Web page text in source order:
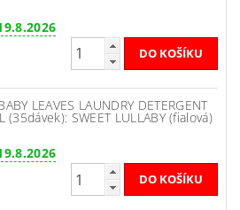
LEAVES LAUNDRY DETERGENT
(35dávek): SWEET LULLABY (fialová)